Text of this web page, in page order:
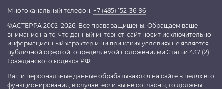
Многоканальный телефон: +7 (495) 152-36-96
©АСТЕРРА 2002–2026. Все права защищены. Обращаем ваше
внимание на то, что данный интернет-сайт носит исключительно
информационный характер и ни при каких условиях не является
публичной офертой, определяемой положениями Статьи 437 (2)
Гражданского кодекса РФ.
Ваши персональные данные обрабатываются на сайте в целях его
функционирования, в случае, если вы не согласны, то должны